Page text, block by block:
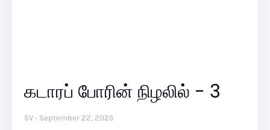
கடாரப் போரின் நிழலில் - 3
SV September 22, 2025